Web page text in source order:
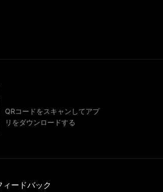
QRコードをスキャンしてアプ
リをダウンロードする
ィードバック